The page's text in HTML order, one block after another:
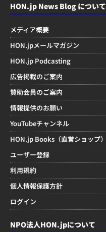
HON.jp News Blog について
メディア概要
HON.jpメールマガジン
HON.jp Podcasting
広告掲載のご案内
賛助会員のご案内
情報提供のお願い
YouTubeチャンネル
HON.jp Books（直営ショップ）
ユーザー登録
利用規約
個人情報保護方針
ログイン
NPO法人HON.jpについて